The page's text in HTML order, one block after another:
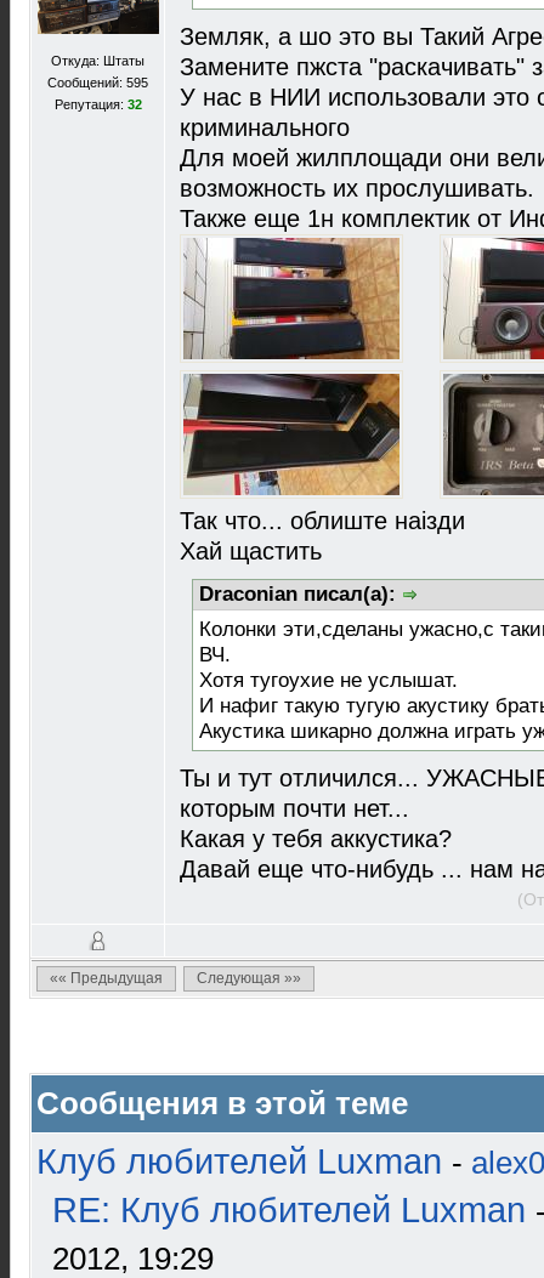
Откуда: Штаты
Сообщений: 595
Репутация: 32
Земляк, а шо это вы Такий
Замените пжста
У нас в НИИ использовали это
криминального
Для моей жилплощади они
возможность их прослушивать.
Также еще 1н комплектик от
Так что... облиште наiзди
Хай щастить
Draconian писал(а):
Колонки эти,сделаны ужасно,с
ВЧ.
Хотя тугоухие не услышат.
И нафиг такую тугую акустику
Акустика шикарно должна играть
Ты и тут отличился...
которым почти нет...
Какая у тебя аккустика?
Давай еще что-нибудь ... нам
«« Предыдущая Следующая »»
Сообщения в этой теме
Клуб любителей Luxman -
RE: Клуб любителей Luxman
2012, 19:29